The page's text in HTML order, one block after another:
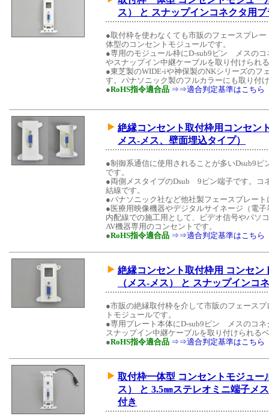
ス） と スナップインコネクタ用
●取付枠を使わなくても市販のフェースプレ
体型のコンセントモジュールです。
●専用のモジュール枠にD-sub9ピン メスの
やスナップイン中継ケーブルを取り付けられ
●東芝製のWIDE-iや神保製のNKシリーズのフ
す。パナソニック製のフルカラーにも取り付
●RoHS指令適合品 ⇒⇒適合判定基準はこちら
絶縁コンセント取付枠用コンセン
メス-メス、壁面埋込タイプ）
●制御系通信に使用されることが多いDsub9
です。
●両側メスタイプのDsub 9ピン端子です。コ
結線です。
●パナソニック社など他社製フェースプレー
●医療用映像機器やデジタルサイネージ（電
内配線での施工用として、ビデオ信号やパソ
AV機器専用のコンセントです。
●RoHS指令適合品 ⇒⇒適合判定基準はこちら
絶縁コンセント取付枠用 コンセン
（メス-メス） と スナップイン
●市販の絶縁取付枠を介して市販のフェース
トモジュールです。
●専用プレート本体にD-sub9ピン メスのコ
スナップイン中継ケーブルを取り付けられる
●RoHS指令適合品 ⇒⇒適合判定基準はこちら
取付枠一体型 コンセントモジュー
ス） と 3.5㎜ステレオミニ端子
付き